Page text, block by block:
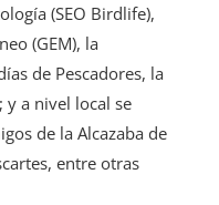
(SEO Birdlife),
(GEM), la
de Pescadores, la
y a nivel local se
de la Alcazaba de
entre otras